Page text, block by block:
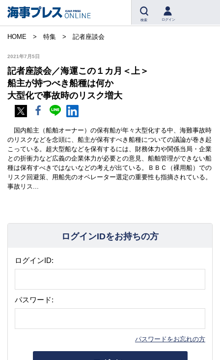
検索 ログイン
HOME 特集 記者座談会
2021年7月5日
記者座談会／海運この１カ月＜上＞
船主が持つべき船種は何か
大型化で事故時のリスク増大
国内船主（船舶オーナー）の保有船が年々大型化する中、海難事故時
のリスクなどを念頭に、船主が保有すべき船種についての議論が巻き起
こっている。超大型船などを保有するには、財務体力や関係当局・企業
との折衝力など広義の企業体力が必要との意見、船舶管理ができない船
種は保有すべきではないなどの考えが出ている。ＢＢＣ（裸用船）での
リスク回避策、用船先のオペレーター選定の重要性も指摘されている。
事故リス...
ログインIDをお持ちの方
ログインID:
パスワード:
パスワードをお忘れの方